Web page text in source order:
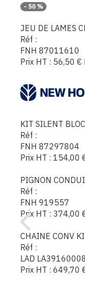
- 50 %
JEU DE LAMES
Réf :
FNH 87011610
Prix HT : 56,50 €
KIT SILENT
Réf :
FNH 87297804
Prix HT : 154,00
PIGNON
Réf :
FNH 919557
Prix HT : 374,00
CHAINE CONV
Réf :
LAD
Prix HT : 649,70